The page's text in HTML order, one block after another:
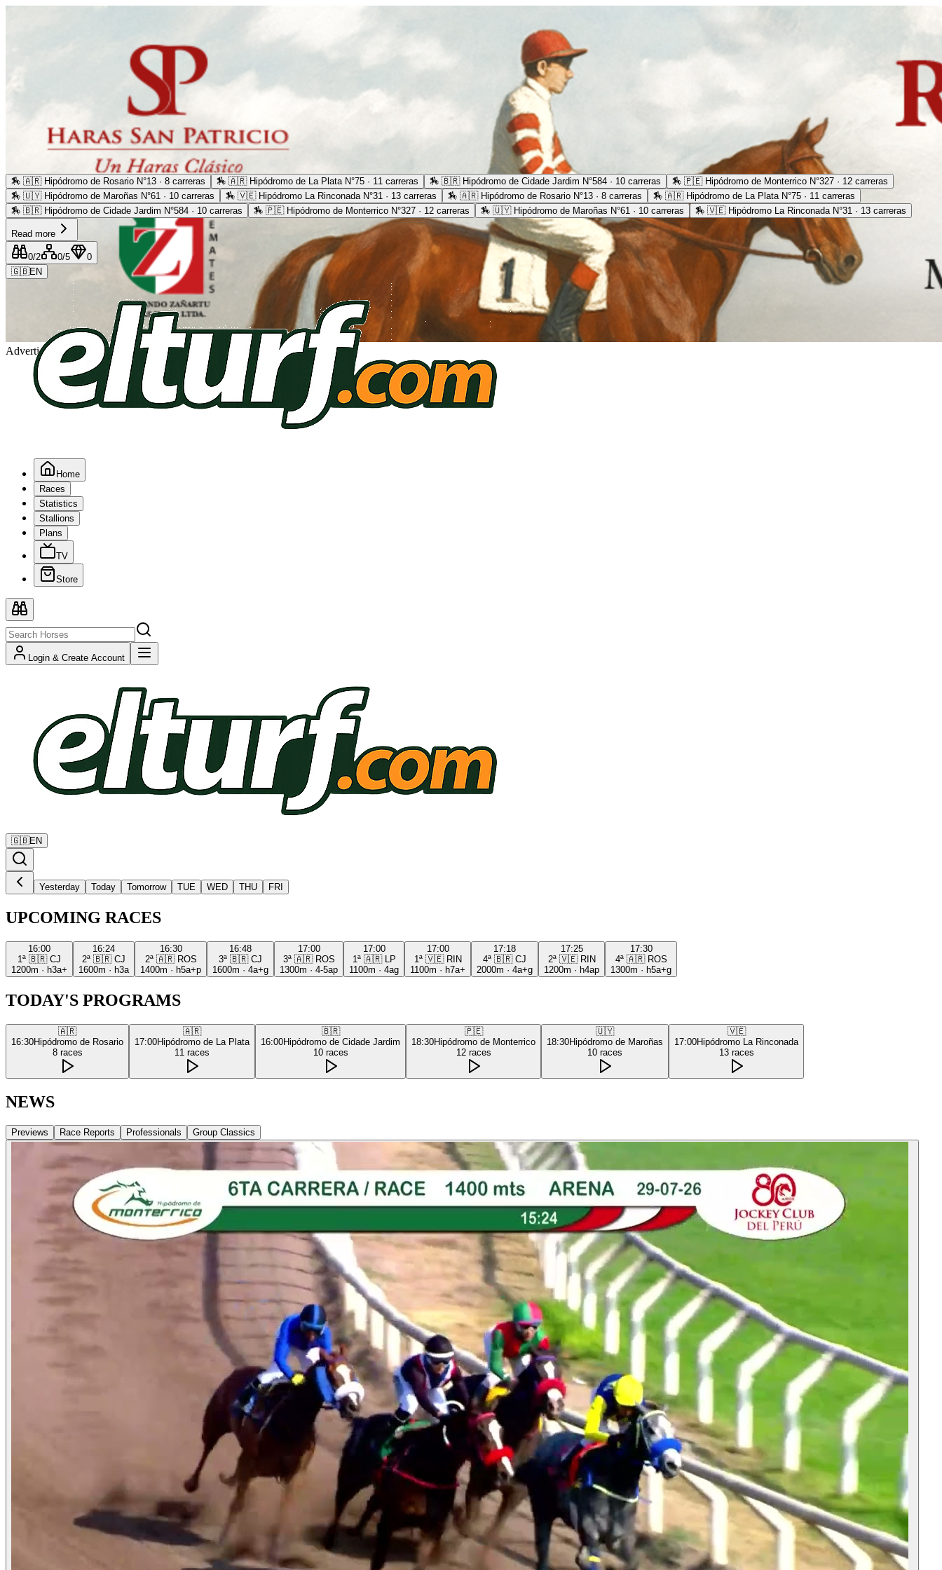
Advertising
🏇 🇦🇷 Hipódromo de Rosario N°13 · 8 carreras 🏇 🇦🇷 Hipódromo de La Plata N°75 · 11 carreras 🏇 🇧🇷 Hipódromo de Cidade Jardim N°584 · 10 carreras 🏇 🇵🇪 Hipódromo de Monterrico N°327 · 12 carreras
🏇 🇺🇾 Hipódromo de Maroñas N°61 · 10 carreras 🏇 🇻🇪 Hipódromo La Rinconada N°31 · 13 carreras 🏇 🇦🇷 Hipódromo de Rosario N°13 · 8 carreras 🏇 🇦🇷 Hipódromo de La Plata N°75 · 11 carreras
🏇 🇧🇷 Hipódromo de Cidade Jardim N°584 · 10 carreras 🏇 🇵🇪 Hipódromo de Monterrico N°327 · 12 carreras 🏇 🇺🇾 Hipódromo de Maroñas N°61 · 10 carreras 🏇 🇻🇪 Hipódromo La Rinconada N°31 · 13 carreras
Read more
0/2 0/5
0
🇬🇧EN
Home
Races
Statistics
Stallions
Plans
TV
Store
Login & Create Account
🇬🇧EN
Yesterday Today Tomorrow TUE WED THU FRI
UPCOMING RACES
16:00
1ª 🇧🇷 CJ
1200m · h3a+
16:24
2ª 🇧🇷 CJ
1600m · h3a
16:30
2ª 🇦🇷 ROS
1400m · h5a+p
16:48
3ª 🇧🇷 CJ
1600m · 4a+g
17:00
3ª 🇦🇷 ROS
1300m · 4-5ap
17:00
1ª 🇦🇷
LP
1100m · 4ag
17:00
1ª 🇻🇪 RIN
1100m · h7a+
17:18
4ª 🇧🇷 CJ
2000m · 4a+g
17:25
2ª 🇻🇪 RIN
1200m · h4ap
17:30
4ª 🇦🇷 ROS
1300m · h5a+g
TODAY'S PROGRAMS
🇦🇷
16:30Hipódromo de Rosario
8 races
🇦🇷
17:00Hipódromo de La Plata
11 races
🇧🇷
16:00Hipódromo de Cidade Jardim
10 races
🇵🇪
18:30Hipódromo de Monterrico
12 races
🇺🇾
18:30Hipódromo de Maroñas
10 races
🇻🇪
17:00Hipódromo La Rinconada
13 races
NEWS
Previews Race Reports Professionals Group Classics